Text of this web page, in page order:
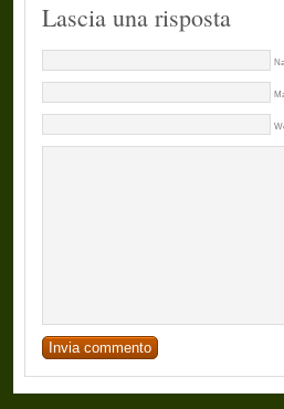
Lascia una risposta